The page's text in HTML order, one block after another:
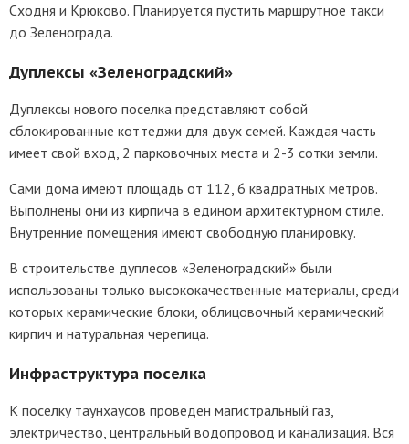
Сходня и Крюково. Планируется пустить маршрутное такси
до Зеленограда.
Дуплексы «Зеленоградский»
Дуплексы нового поселка представляют собой
сблокированные коттеджи для двух семей. Каждая часть
имеет свой вход, 2 парковочных места и 2-3 сотки земли.
Сами дома имеют площадь от 112, 6 квадратных метров.
Выполнены они из кирпича в едином архитектурном стиле.
Внутренние помещения имеют свободную планировку.
В строительстве дуплесов «Зеленоградский» были
использованы только высококачественные материалы, среди
которых керамические блоки, облицовочный керамический
кирпич и натуральная черепица.
Инфраструктура поселка
К поселку таунхаусов проведен магистральный газ,
электричество, центральный водопровод и канализация. Вся